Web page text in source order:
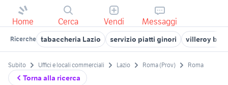
Home Cerca Vendi Messaggi
Ricerche tabaccheria Lazio servizio piatti ginori villeroy
Torna alla ricerca
Subito Uffici e locali commerciali Lazio Roma (Prov) Roma